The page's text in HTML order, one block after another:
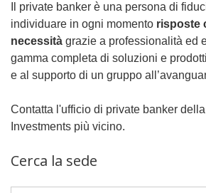
Il private banker è una persona di
individuare in ogni momento risposte
necessità grazie a professionalità ed
gamma completa di soluzioni e
e al supporto di un gruppo
Contatta l'ufficio di private banker
Investments più vicino.
Cerca la sede